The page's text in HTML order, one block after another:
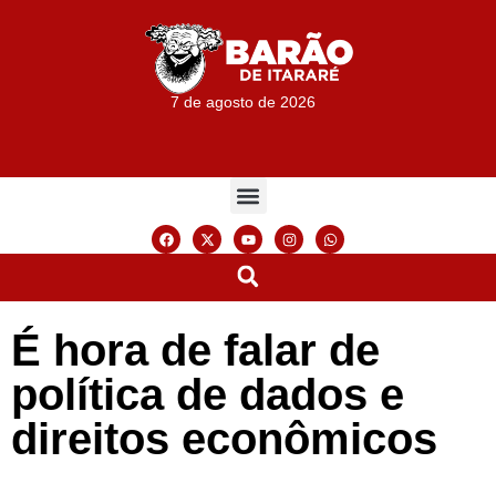
7 de agosto de 2026
É hora de falar de
política de dados e
direitos econômicos